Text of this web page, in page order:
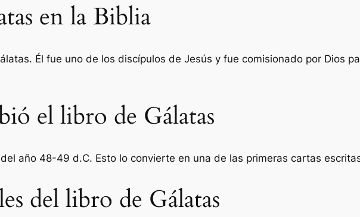
en la Biblia
Él fue uno de los discípulos de Jesús y fue comisionado por Dios
el libro de Gálatas
año 48-49 d.C. Esto lo convierte en una de las primeras cartas
del libro de Gálatas